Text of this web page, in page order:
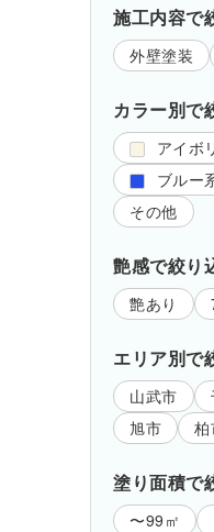
施工内容で
外壁塗装
カラー別で
アイボ
ブルー
その他
艶感で絞り
艶あり
エリア別で
山武市
旭市
柏
塗り面積で
〜99㎡